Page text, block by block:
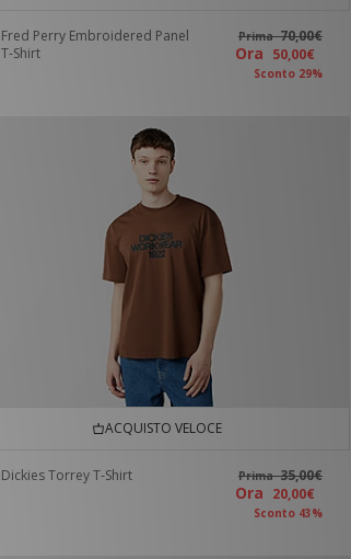
Fred Perry Embroidered Panel
T-Shirt
Prima70,00€
Ora 50,00€
Sconto 29%
ACQUISTO VELOCE
Dickies Torrey T-Shirt Prima35,00€
Ora 20,00€
Sconto 43%